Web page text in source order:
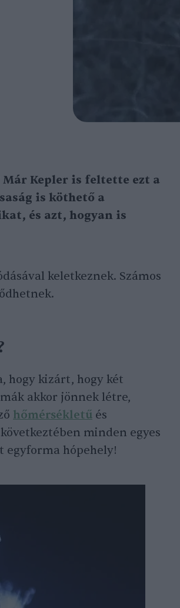
Kepler is feltette ezt a
is köthető a
és azt, hogyan is
keletkeznek. Számos
hogy kizárt, hogy két
akkor jönnek létre,
hőmérsékletű és
minden egyes
egyforma hópehely!